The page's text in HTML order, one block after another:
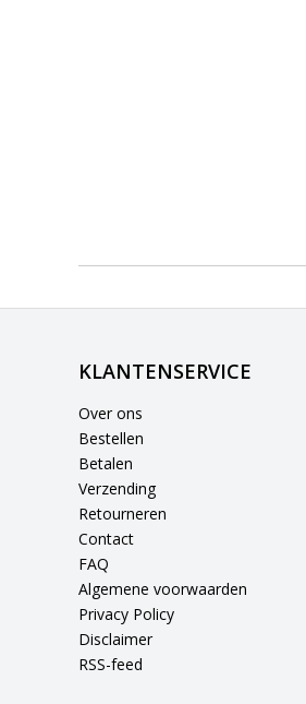
KLANTENSERVICE
Over ons
Bestellen
Betalen
Verzending
Retourneren
Contact
FAQ
Algemene voorwaarden
Privacy Policy
Disclaimer
RSS-feed